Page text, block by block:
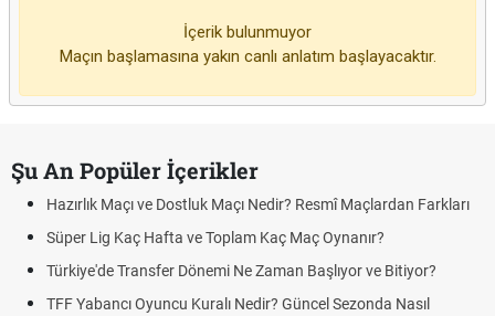
İçerik bulunmuyor
Maçın başlamasına yakın canlı anlatım başlayacaktır.
Şu An Popüler İçerikler
Hazırlık Maçı ve Dostluk Maçı Nedir? Resmî Maçlardan Farkları
Süper Lig Kaç Hafta ve Toplam Kaç Maç Oynanır?
Türkiye'de Transfer Dönemi Ne Zaman Başlıyor ve Bitiyor?
TFF Yabancı Oyuncu Kuralı Nedir? Güncel Sezonda Nasıl